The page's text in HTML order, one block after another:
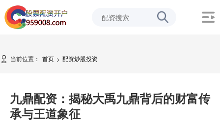
当前位置： 首页 > 配资炒股投资
九鼎配资：揭秘大禹九鼎背后的财富传
承与王道象征